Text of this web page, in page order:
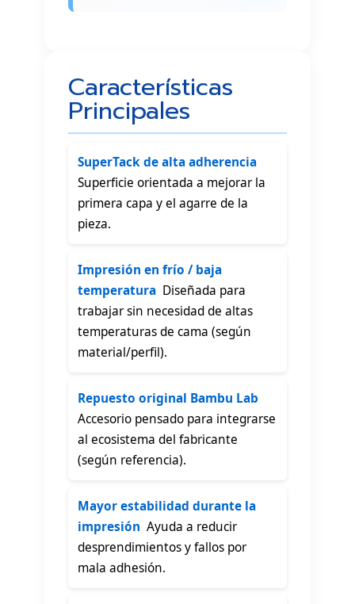
Características
Principales
SuperTack de alta adherencia
Superficie orientada a mejorar la
primera capa y el agarre de la
pieza.
Impresión en frío / baja
temperatura  Diseñada para
trabajar sin necesidad de altas
temperaturas de cama (según
material/perfil).
Repuesto original Bambu Lab
Accesorio pensado para integrarse
al ecosistema del fabricante
(según referencia).
Mayor estabilidad durante la
impresión  Ayuda a reducir
desprendimientos y fallos por
mala adhesión.